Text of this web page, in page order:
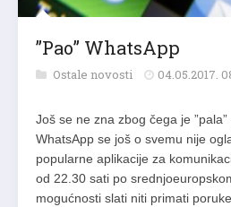
”Pao” WhatsApp
Ostale novosti 04.05.2017.
Još se ne zna zbog čega je
WhatsApp se još o svemu nije
popularne aplikacije za
od 22.30 sati po
mogućnosti slati niti primati